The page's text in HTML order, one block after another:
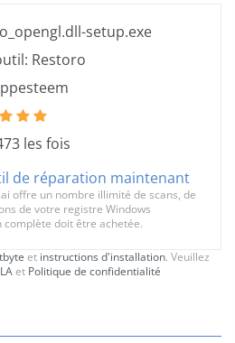
setup.exe
Restoro
les fois
de réparation maintenant
offre un nombre illimité de scans, de
de votre registre Windows
complète doit être achetée.
et instructions d'installation. Veuillez
et Politique de confidentialité